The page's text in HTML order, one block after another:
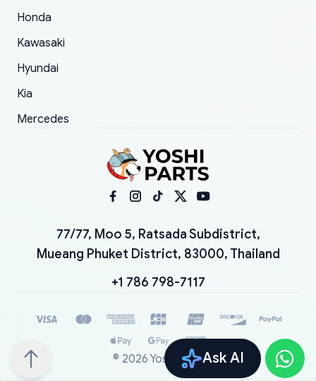
Ask AI
Honda
Kawasaki
Hyundai
Kia
Mercedes
77/77, Moo 5, Ratsada Subdistrict,
Mueang Phuket District, 83000, Thailand
+1 786 798-7117
© 2026 YoshiParts